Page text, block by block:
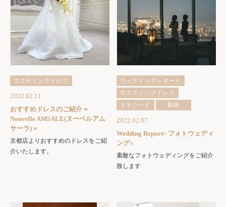
ウエディングドレス
2022.02.11
おすすめドレスのご紹介＝
Nouvelle AMSALE(ヌーベルアム
サーラ)＝
京都店よりおすすめのドレスをご紹
介いたします。
ウェディングレポート
ウエディングドレス
タキシード
着物
2022.02.07
Wedding Report= フォトウェディ
ング=
素敵なフォトウェディングをご紹介
致します